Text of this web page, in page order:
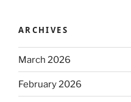
ARCHIVES
March 2026
February 2026